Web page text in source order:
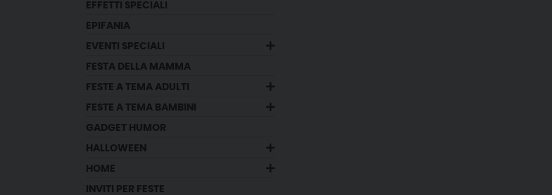
EFFETTI SPECIALI
EPIFANIA
EVENTI SPECIALI
FESTA DELLA MAMMA
FESTE A TEMA ADULTI
FESTE A TEMA BAMBINI
GADGET HUMOR
HALLOWEEN
HOME
INVITI PER FESTE